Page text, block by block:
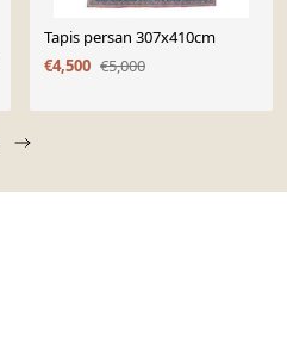
Tapis persan 307x410cm
€4,500 €5,000